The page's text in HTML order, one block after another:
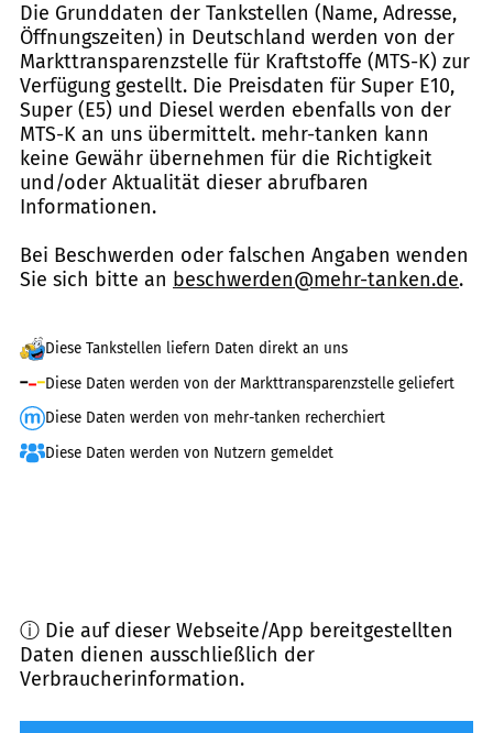
Die Grunddaten der Tankstellen (Name, Adresse,
Öffnungszeiten) in Deutschland werden von der
Markttransparenzstelle für Kraftstoffe (MTS-K) zur
Verfügung gestellt. Die Preisdaten für Super E10,
Super (E5) und Diesel werden ebenfalls von der
MTS-K an uns übermittelt. mehr-tanken kann
keine Gewähr übernehmen für die Richtigkeit
und/oder Aktualität dieser abrufbaren
Informationen.
Bei Beschwerden oder falschen Angaben wenden
Sie sich bitte an beschwerden@mehr-tanken.de.
Diese Tankstellen liefern Daten direkt an uns
Diese Daten werden von der Markttransparenzstelle geliefert
Diese Daten werden von mehr-tanken recherchiert
Diese Daten werden von Nutzern gemeldet
ⓘ Die auf dieser Webseite/App bereitgestellten
Daten dienen ausschließlich der
Verbraucherinformation.